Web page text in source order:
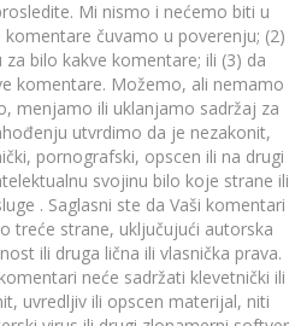
Mi nismo i nećemo biti u
komentare čuvamo u poverenju; (2)
bilo kakve komentare; ili (3) da
komentare. Možemo, ali nemamo
menjamo ili uklanjamo sadržaj za
utvrdimo da je nezakonit,
pornografski, opscen ili na drugi
svojinu bilo koje strane ili
. Saglasni ste da Vaši komentari
treće strane, uključujući autorska
ili druga lična ili vlasnička prava.
neće sadržati klevetnički ili
uvredljiv ili opscen materijal, niti